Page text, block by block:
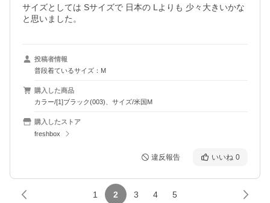
サイズとしては Sサイズで 日本の Lよりも 少々大きいかな
と思いました。
投稿者情報
普段着ているサイズ：M
購入した商品
カラー/[1]ブラック(003)、サイズ/米国M
購入したストア
freshbox
違反報告 いいね 0
1 2 3 4 5